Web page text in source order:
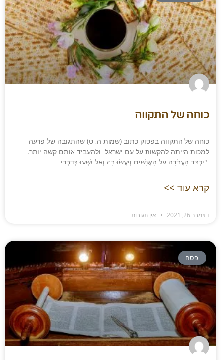
כוחה של התקווה
כוחה של התקווה בפסוק כתוב (שמות ה, ט) שהתגובה של פרעה
למכות הייתה להקשות על עם ישראל ולהעביד אותם קשה יותר.
"יכְבַּד הָעֲבֹדָה עַל הָאֲנָשִׁים וְיַעֲשׂוּ בָהּ וְאַל יִשְׁעוּ בְּדִבְרֵי
קרא עוד >>
דצמבר 26, 2021 אין תגובות
פסח